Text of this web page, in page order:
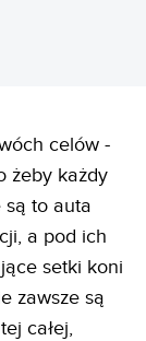
celów -
żeby każdy
są to auta
a pod ich
setki koni
zawsze są
całej,